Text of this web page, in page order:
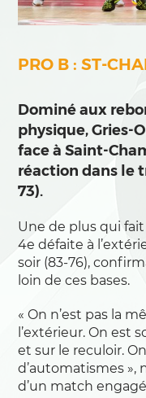
PRO B : ST-
Dominé aux
physique, Gries-
face à Saint-
réaction dans le
73).
Une de plus qui
4e défaite à
soir (83-76),
loin de ces bases.
« On n’est pas la
l’extérieur. On est
et sur le reculoir.
d’automatismes »,
d’un match